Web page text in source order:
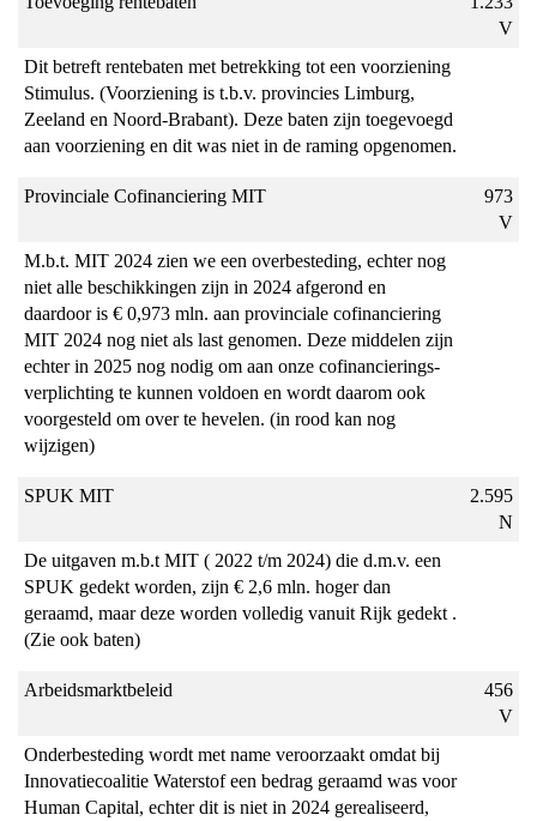
begroting
V
Dit betreft rentebaten met betrekking tot een voorziening
Stimulus. (Voorziening is t.b.v. provincies Limburg,
Zeeland en Noord-Brabant). Deze baten zijn toegevoegd
aan voorziening en dit was niet in de raming opgenomen.
Provinciale Cofinanciering MIT
973
V
M.b.t. MIT 2024 zien we een overbesteding, echter nog
niet alle beschikkingen zijn in 2024 afgerond en
daardoor is € 0,973 mln. aan provinciale cofinanciering
MIT 2024 nog niet als last genomen. Deze middelen zijn
echter in 2025 nog nodig om aan onze cofinancierings-
verplichting te kunnen voldoen en wordt daarom ook
voorgesteld om over te hevelen. (in rood kan nog
wijzigen)
SPUK MIT
2.595
N
De uitgaven m.b.t MIT ( 2022 t/m 2024) die d.m.v. een
SPUK gedekt worden, zijn € 2,6 mln. hoger dan
geraamd, maar deze worden volledig vanuit Rijk gedekt .
(Zie ook baten)
Arbeidsmarktbeleid
456
V
Onderbesteding wordt met name veroorzaakt omdat bij
Innovatiecoalitie Waterstof een bedrag geraamd was voor
Human Capital, echter dit is niet in 2024 gerealiseerd,